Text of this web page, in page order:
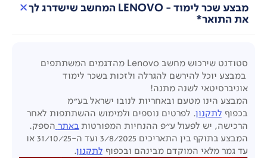
מבצע שכר לימוד - LENOVO המחשב שישדרג לך
את התואר*
סטודנט שירכוש מחשב Lenovo מהדגמים המשתתפים
במבצע יוכל להירשם להגרלה ולזכות בשכר לימוד
אוניברסיטאי לשנה מתנה!
המבצע הינו מטעם ובאחריות לנובו ישראל בע"מ
בכפוף לתקנון. לפרטים נוספים ולמימוש ההשתתפות לאחר
הרכישה, יש לפעול ע"פ ההנחיות המפורטות באתר הספק.
המבצע בתוקף בין התאריכים 3/8/2025 ועד ה-31/10/25
או
עד גמר מלאי המוקדם מבינהם ובכפוף לתקנון.